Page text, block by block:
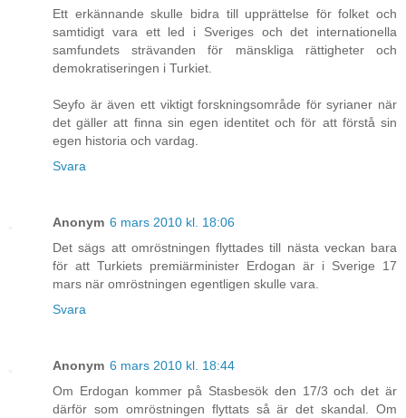
Ett erkännande skulle bidra till upprättelse för folket och
samtidigt vara ett led i Sveriges och det internationella
samfundets strävanden för mänskliga rättigheter och
demokratiseringen i Turkiet.
Seyfo är även ett viktigt forskningsområde för syrianer när
det gäller att finna sin egen identitet och för att förstå sin
egen historia och vardag.
Svara
Anonym 6 mars 2010 kl. 18:06
Det sägs att omröstningen flyttades till nästa veckan bara
för att Turkiets premiärminister Erdogan är i Sverige 17
mars när omröstningen egentligen skulle vara.
Svara
Anonym 6 mars 2010 kl. 18:44
Om Erdogan kommer på Stasbesök den 17/3 och det är
därför som omröstningen flyttats så är det skandal. Om